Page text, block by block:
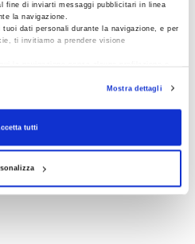
fine di inviarti messaggi pubblicitari in linea
la navigazione.
dati personali durante la navigazione, e per
ti invitiamo a prendere visione
RevocaMostra dettagli
tutti